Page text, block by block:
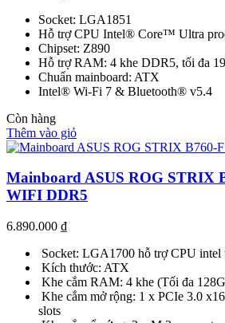
Socket: LGA1851
Hỗ trợ CPU Intel® Core™ Ultra
Chipset: Z890
Hỗ trợ RAM: 4 khe DDR5, tối đa
Chuẩn mainboard: ATX
Intel® Wi-Fi 7 & Bluetooth® v5.4
Còn hàng
Thêm vào giỏ
Mainboard ASUS ROG STRIX
WIFI DDR5
6.890.000 ₫
Socket: LGA1700 hỗ trợ CPU intel
Kích thước: ATX
Khe cắm RAM: 4 khe (Tối đa
Khe cắm mở rộng: 1 x PCIe 3.0
slots